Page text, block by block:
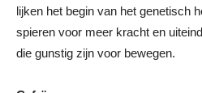
lijken het begin van het genetisch
spieren voor meer kracht en
die gunstig zijn voor bewegen.